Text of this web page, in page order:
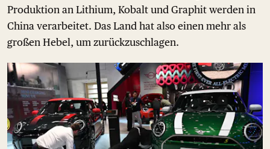
Produktion an Lithium, Kobalt und Graphit werden in
China verarbeitet. Das Land hat also einen mehr als
großen Hebel, um zurückzuschlagen.